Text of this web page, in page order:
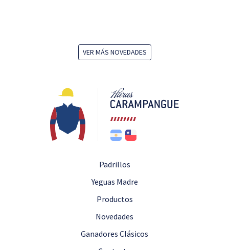
VER MÁS NOVEDADES
Padrillos
Yeguas Madre
Productos
Novedades
Ganadores Clásicos